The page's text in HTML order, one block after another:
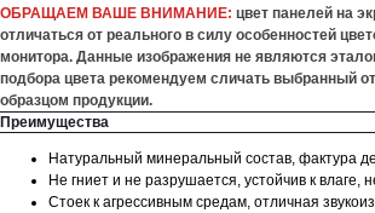
ОБРАЩАЕМ ВАШЕ ВНИМАНИЕ: цвет панелей на
отличаться от реального в силу особенностей
монитора. Данные изображения не являются
подбора цвета рекомендуем сличать выбранный
образцом продукции.
Преимущества
Натуральный минеральный состав, фактура
Не гниет и не разрушается, устойчив к влаге,
Стоек к агрессивным средам, отличная